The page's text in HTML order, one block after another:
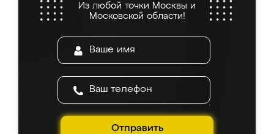
Из любой точки Москвы и
Московской области!
Отправить